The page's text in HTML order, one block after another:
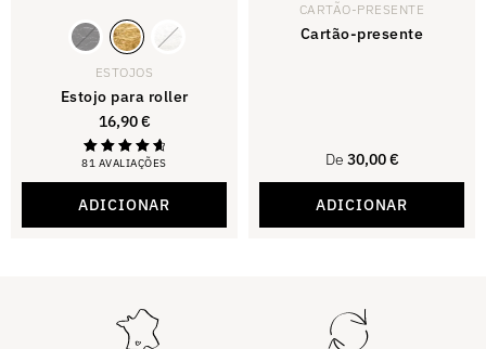
ESTOJOS
Estojo para roller
16,90€
81 AVALIAÇÕES
Avaliado
estrelas.
ADICIONAR
CARTÃO-PRESENTE
Cartão-presente
De 30,00€
ADICIONAR